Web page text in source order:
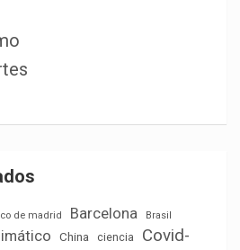
de madrid Barcelona
Brasil
China ciencia
Covid-